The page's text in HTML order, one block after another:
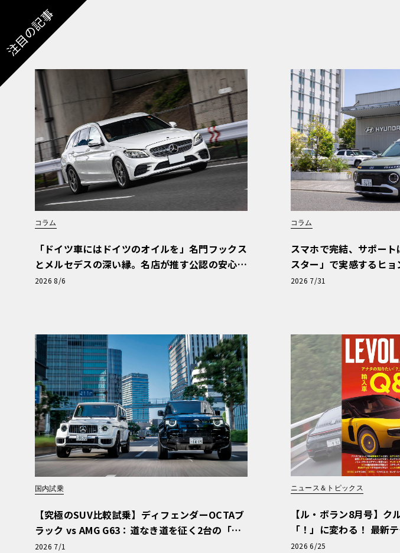
注目の記事
コラム
「ドイツ車にはドイツのオイルを」名門フックス
とメルセデスの深い縁。名店が推す公認の安心
と、Cクラスで味わうシルキーな走り〈PR〉
2026 8/6
コラム
スマホで完結、サポー
スター」で実感するヒョ
【第1回・ヒョンデ6つ
2026 7/31
国内試乗
【究極のSUV比較試乗】ディフェンダーOCTAブ
ラック vs AMG G63：道なき道を征く2台の「対
極的アプローチ」
2026 7/1
ニュース＆トピックス
【ル・ボラン8月号】ク
「！」に変わる！ 最新
「輸入車Q&A」
2026 6/25